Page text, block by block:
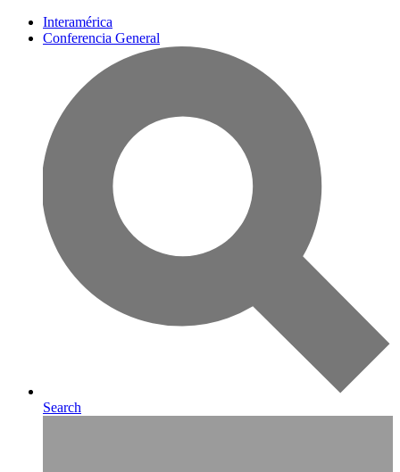
Interamérica
Conferencia General
Search